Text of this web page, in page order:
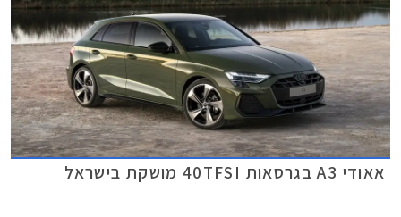
אאודי A3 בגרסאות 40TFSI מושקת בישראל